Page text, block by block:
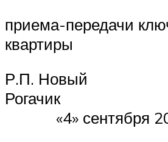
приема-передачи
квартиры
Р.П. Новый
«4» сентября